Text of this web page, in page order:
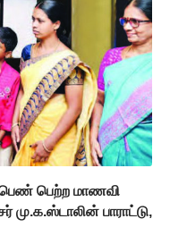
பெற்ற மாணவி
மு.க.ஸ்டாலின் பாராட்டு,